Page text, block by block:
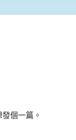
發個一篇。